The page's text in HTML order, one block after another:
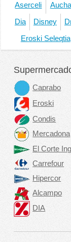
Aserceli
Dia Disney
Eroski Seleqtia
Caprabo
Eroski
Condis
Mercadona
El Corte
Carrefour
Hipercor
Alcampo
DIA